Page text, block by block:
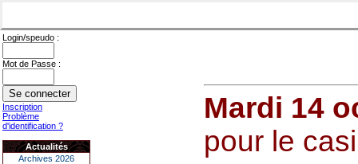
Login/speudo :
Mot de Passe :
Inscription
Problème
d'identification ?
Actualités
Archives 2026
Mardi 14
pour le